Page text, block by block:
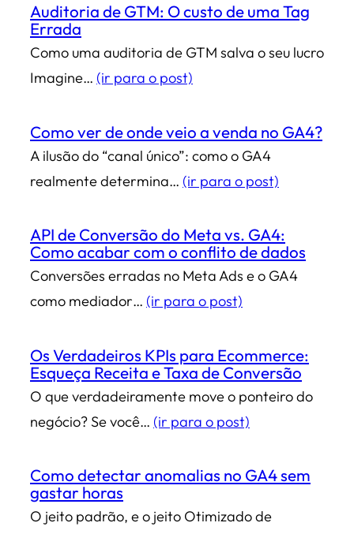
Auditoria de GTM: O custo de uma Tag
Errada
Como uma auditoria de GTM salva o seu lucro
Imagine… (ir para o post)
Como ver de onde veio a venda no GA4?
A ilusão do “canal único”: como o GA4
realmente determina… (ir para o post)
API de Conversão do Meta vs. GA4:
Como acabar com o conflito de dados
Conversões erradas no Meta Ads e o GA4
como mediador… (ir para o post)
Os Verdadeiros KPIs para Ecommerce:
Esqueça Receita e Taxa de Conversão
O que verdadeiramente move o ponteiro do
negócio? Se você… (ir para o post)
Como detectar anomalias no GA4 sem
gastar horas
O jeito padrão, e o jeito Otimizado de